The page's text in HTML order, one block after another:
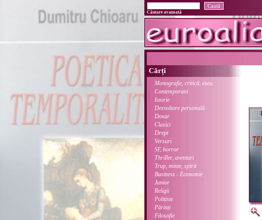
Căutare avansată
Cărți
Monografie, critică, eseu
Contemporani
Istorie
Dezvoltare personală
Dosar
Clasici
Drept
Versuri
SF, horror
Thriller, aventuri
Trup, minte, spirit
Business - Economie
Junior
Religii
Polițiste
Părinți
Filosofie